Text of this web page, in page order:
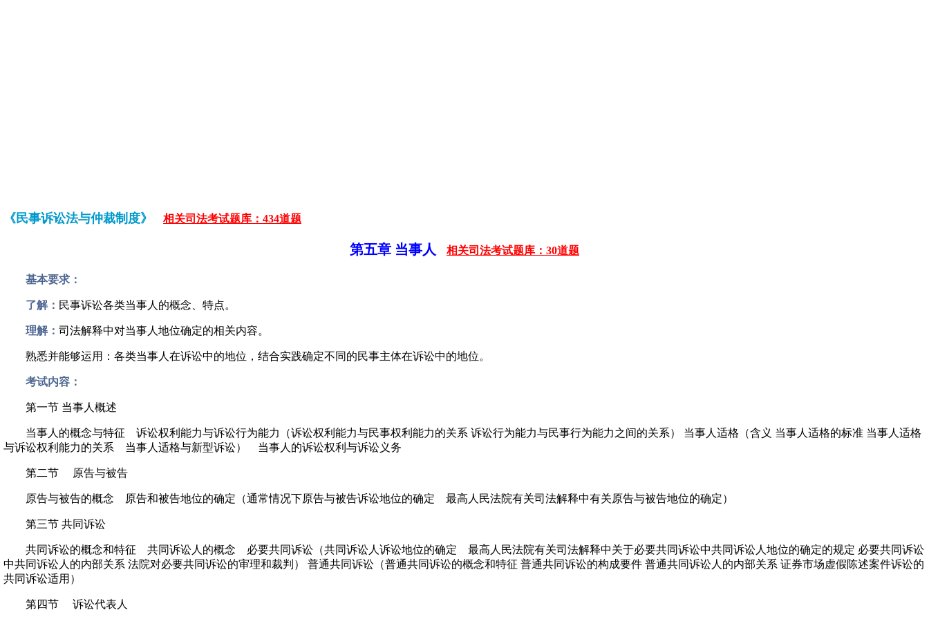
《民事诉讼法与仲裁制度》 相关司法考试题库：434道题
第五章 当事人 相关司法考试题库：30道题
基本要求：
了解： 民事诉讼各类当事人的概念、特点。
理解： 司法解释中对当事人地位确定的相关内容。
熟悉并能够运用：各类当事人在诉讼中的地位，结合实践确定不同的民事主体在诉讼中的地位。
考试内容：
第一节 当事人概述
当事人的概念与特征 诉讼权利能力与诉讼行为能力（诉讼权利能力与民事权利能力的关系 诉讼行为能力与民事行为能力之间的关系） 当事人适格（含义 当事人适格的标准 当事人适格
与诉讼权利能力的关系 当事人适格与新型诉讼） 当事人的诉讼权利与诉讼义务
第二节 原告与被告
原告与被告的概念 原告和被告地位的确定（通常情况下原告与被告诉讼地位的确定 最高人民法院有关司法解释中有关原告与被告地位的确定）
第三节 共同诉讼
共同诉讼的概念和特征 共同诉讼人的概念 必要共同诉讼（共同诉讼人诉讼地位的确定 最高人民法院有关司法解释中关于必要共同诉讼中共同诉讼人地位的确定的规定 必要共同诉讼
中共同诉讼人的内部关系 法院对必要共同诉讼的审理和裁判） 普通共同诉讼（普通共同诉讼的概念和特征 普通共同诉讼的构成要件 普通共同诉讼人的内部关系 证券市场虚假陈述案件诉讼的
共同诉讼适用）
第四节 诉讼代表人